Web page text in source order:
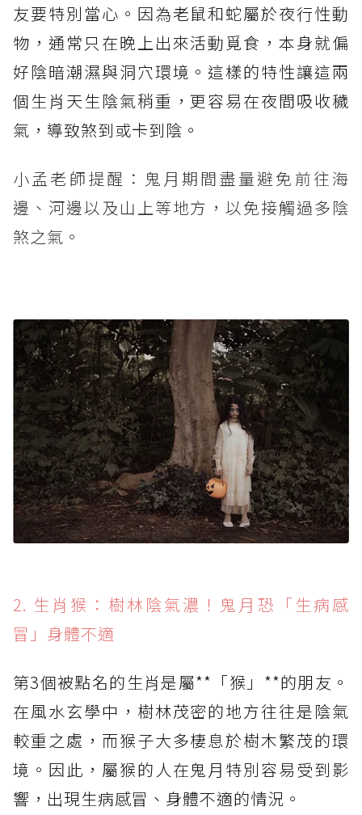
友要特別當心。因為老鼠和蛇屬於夜行性動
物，通常只在晚上出來活動覓食，本身就偏
好陰暗潮濕與洞穴環境。這樣的特性讓這兩
個生肖天生陰氣稍重，更容易在夜間吸收穢
氣，導致煞到或卡到陰。
小孟老師提醒：鬼月期間盡量避免前往海
邊、河邊以及山上等地方，以免接觸過多陰
煞之氣。
2. 生肖猴：樹林陰氣濃！鬼月恐「生病感
冒」身體不適
第3個被點名的生肖是屬**「猴」**的朋友。
在風水玄學中，樹林茂密的地方往往是陰氣
較重之處，而猴子大多棲息於樹木繁茂的環
境。因此，屬猴的人在鬼月特別容易受到影
響，出現生病感冒、身體不適的情況。